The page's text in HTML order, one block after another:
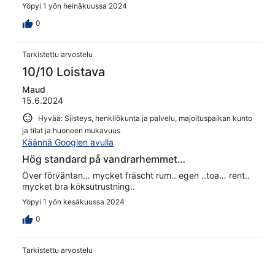
Yöpyi 1 yön heinäkuussa 2024
0
Tarkistettu arvostelu
10/10 Loistava
Maud
15.6.2024
Hyvää: Siisteys, henkilökunta ja palvelu, majoituspaikan kunto
ja tilat ja huoneen mukavuus
Käännä Googlen avulla
Hög standard på vandrarhemmet…
Över förväntan… mycket fräscht rum.. egen ..toa… rent..
mycket bra köksutrustning..
Yöpyi 1 yön kesäkuussa 2024
0
Tarkistettu arvostelu